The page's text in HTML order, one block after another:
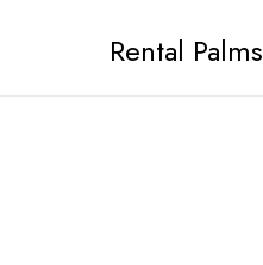
Rental Palms